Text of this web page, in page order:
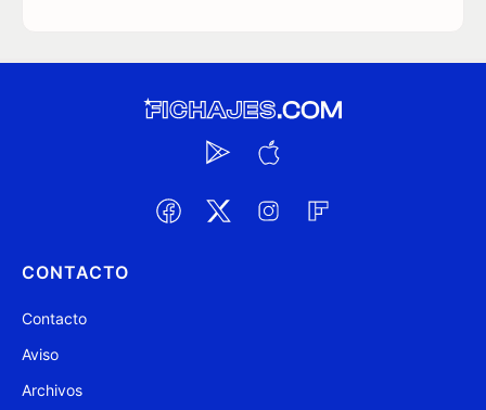
CONTACTO
Contacto
Aviso
Archivos